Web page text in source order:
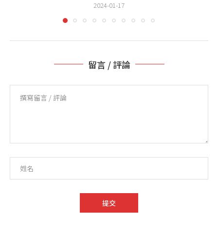
2024-01-17
留言 / 評論